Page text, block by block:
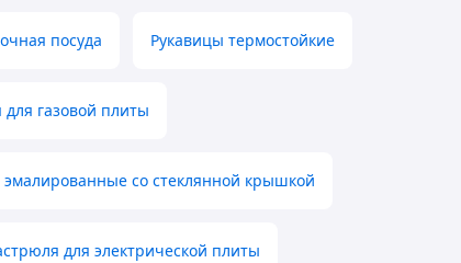
посуда Рукавицы термостойкие
газовой плиты
со стеклянной крышкой
для электрической плиты